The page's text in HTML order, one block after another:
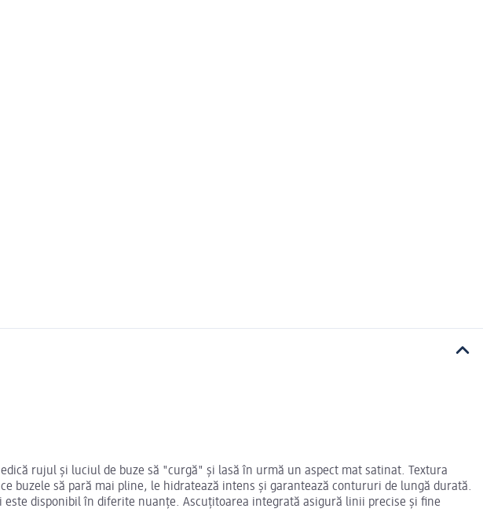
rujul și luciul de buze să "curgă" și lasă în urmă un aspect mat satinat. Textura
buzele să pară mai pline, le hidratează intens și garantează contururi de lungă durată.
disponibil în diferite nuanțe. Ascuțitoarea integrată asigură linii precise și fine